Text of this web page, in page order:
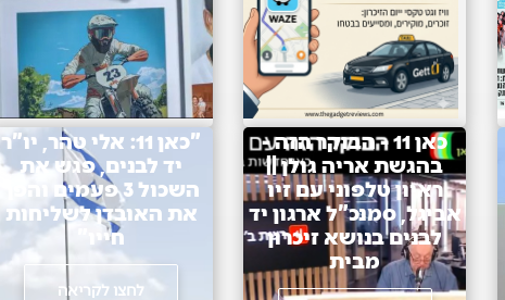
כאן 11 - הבוקר הזה -
בהגשת אריה גולן ||
ראיון טלפוני עם זיו
אביגל, סמנכ"ל ארגון יד
לבנים בנושא זיכרון
מבית
"כאן 11: אלי טהר, יו"ר
יד לבנים, פגש את
השכול 3 פעמים והפך
את האובדן לשליחות
חייו"
לחצו לקריאה